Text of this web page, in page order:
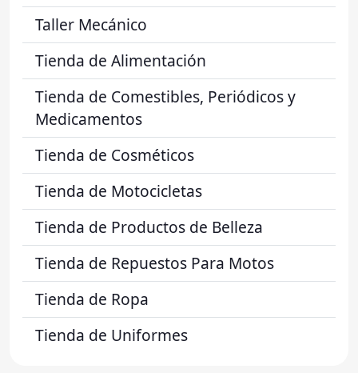
Taller Mecánico
Tienda de Alimentación
Tienda de Comestibles, Periódicos y
Medicamentos
Tienda de Cosméticos
Tienda de Motocicletas
Tienda de Productos de Belleza
Tienda de Repuestos Para Motos
Tienda de Ropa
Tienda de Uniformes